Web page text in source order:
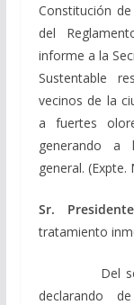
Constitución
del
informe a la
Sustentable
vecinos de la
a fuertes
generando a
general. (Expte.
Sr. Presidente
tratamiento
Del señor
declarando